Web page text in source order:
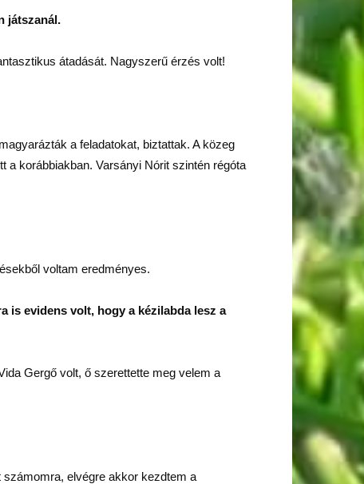
játszanál.
átadását. Nagyszerű érzés volt!
a feladatokat, biztattak. A közeg
a korábbiakban. Varsányi Nórit szintén régóta
voltam eredményes.
is evidens volt, hogy a kézilabda lesz a
Gergő volt, ő szerettette meg velem a
elvégre akkor kezdtem a